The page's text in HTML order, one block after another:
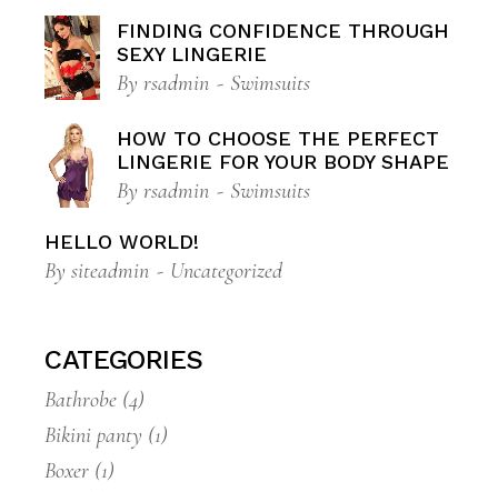
FINDING CONFIDENCE THROUGH
SEXY LINGERIE
By rsadmin Swimsuits
HOW TO CHOOSE THE PERFECT
LINGERIE FOR YOUR BODY SHAPE
By rsadmin Swimsuits
HELLO WORLD!
By siteadmin Uncategorized
CATEGORIES
Bathrobe (4)
Bikini panty (1)
Boxer (1)